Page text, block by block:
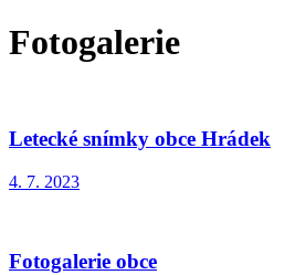
Fotogalerie
Letecké snímky obce Hrádek
4. 7. 2023
Fotogalerie obce